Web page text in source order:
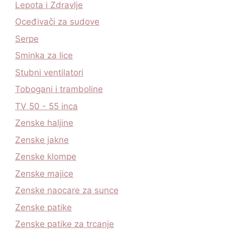
Lepota i Zdravlje
Oceđivači za sudove
Serpe
Sminka za lice
Stubni ventilatori
Tobogani i tramboline
TV 50 - 55 inca
Zenske haljine
Zenske jakne
Zenske klompe
Zenske majice
Zenske naocare za sunce
Zenske patike
Zenske patike za trcanje